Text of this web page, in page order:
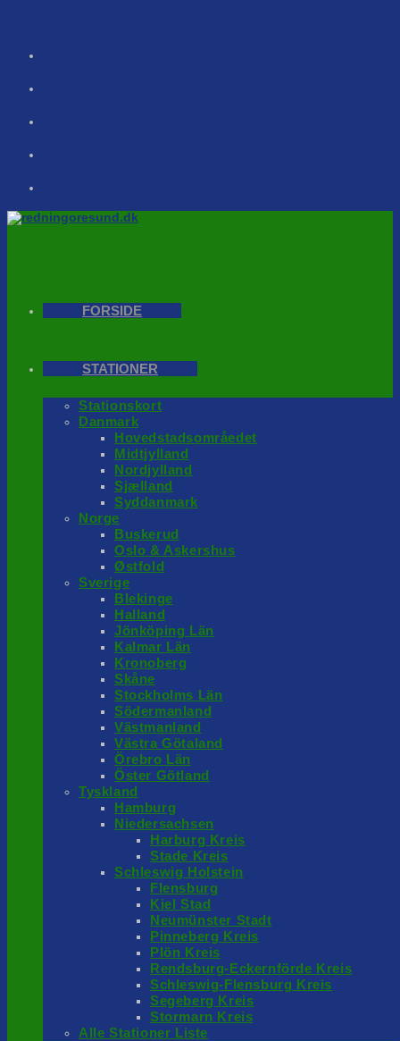
FORSIDE
STATIONER
Stationskort
Danmark
Hovedstadsområedet
Midtjylland
Nordjylland
Sjælland
Syddanmark
Norge
Buskerud
Oslo & Askershus
Østfold
Sverige
Blekinge
Halland
Jönköping Län
Kalmar Län
Kronoberg
Skåne
Stockholms Län
Södermanland
Västmanland
Västra Götaland
Örebro Län
Öster Götland
Tyskland
Hamburg
Niedersachsen
Harburg Kreis
Stade Kreis
Schleswig Holstein
Flensburg
Kiel Stad
Neumünster Stadt
Pinneberg Kreis
Plön Kreis
Rendsburg-Eckernförde Kreis
Schleswig-Flensburg Kreis
Segeberg Kreis
Stormarn Kreis
Alle Stationer Liste